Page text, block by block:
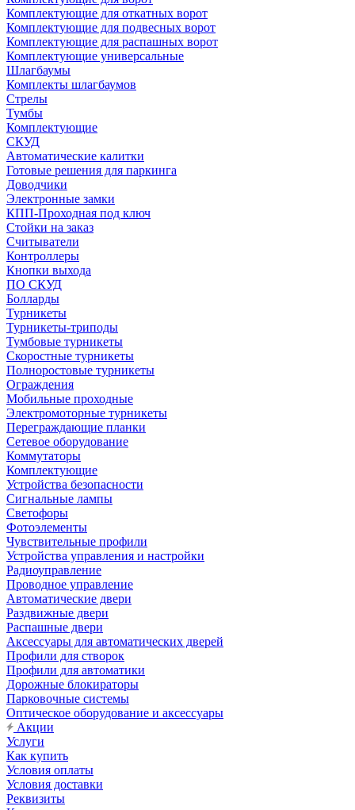
Комплектующие для откатных ворот
Комплектующие для подвесных ворот
Комплектующие для распашных ворот
Комплектующие универсальные
Шлагбаумы
Комплекты шлагбаумов
Стрелы
Тумбы
Комплектующие
СКУД
Автоматические калитки
Готовые решения для паркинга
Доводчики
Электронные замки
КПП-Проходная под ключ
Стойки на заказ
Считыватели
Контроллеры
Кнопки выхода
ПО СКУД
Болларды
Турникеты
Турникеты-триподы
Тумбовые турникеты
Скоростные турникеты
Полноростовые турникеты
Ограждения
Мобильные проходные
Электромоторные турникеты
Переграждающие планки
Сетевое оборудование
Коммутаторы
Комплектующие
Устройства безопасности
Сигнальные лампы
Светофоры
Фотоэлементы
Чувствительные профили
Устройства управления и настройки
Радиоуправление
Проводное управление
Автоматические двери
Раздвижные двери
Распашные двери
Аксессуары для автоматических дверей
Профили для створок
Профили для автоматики
Дорожные блокираторы
Парковочные системы
Оптическое оборудование и аксессуары
Акции
Услуги
Как купить
Условия оплаты
Условия доставки
Реквизиты